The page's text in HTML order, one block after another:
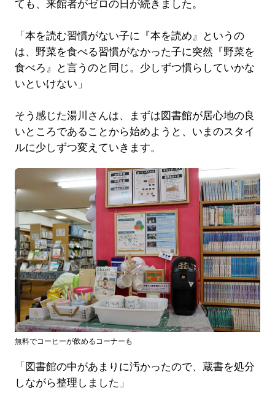
ても、来館者がゼロの日が続きました。
「本を読む習慣がない子に『本を読め』というの
は、野菜を食べる習慣がなかった子に突然『野菜を
食べろ』と言うのと同じ。少しずつ慣らしていかな
いといけない」
そう感じた湯川さんは、まずは図書館が居心地の良
いところであることから始めようと、いまのスタイ
ルに少しずつ変えていきます。
無料でコーヒーが飲めるコーナーも
「図書館の中があまりに汚かったので、蔵書を処分
しながら整理しました」